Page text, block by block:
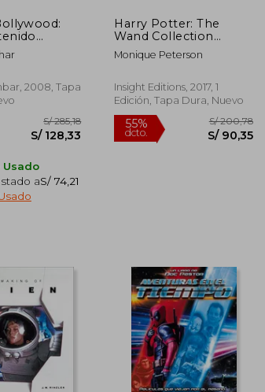
por el
Cine de la
2008, Tapa
55%
dcto.
Usado
aS/ 74,21
Harry Potter: The
Wand Collection
(Book) (en Inglés)
Monique Peterson
Insight Editions, 2017, 1
Edición, Tapa Dura, Nuevo